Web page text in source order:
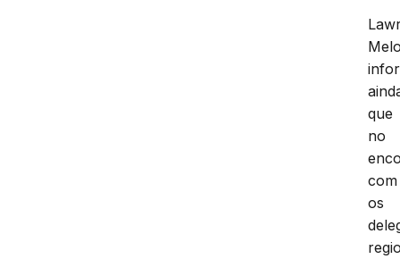
que
no
com
os